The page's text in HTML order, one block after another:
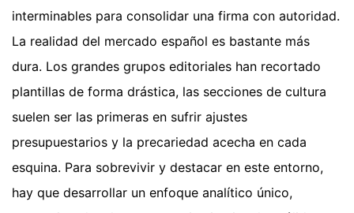
interminables para consolidar una firma con autoridad.
La realidad del mercado español es bastante más
dura. Los grandes grupos editoriales han recortado
plantillas de forma drástica, las secciones de cultura
suelen ser las primeras en sufrir ajustes
presupuestarios y la precariedad acecha en cada
esquina. Para sobrevivir y destacar en este entorno,
hay que desarrollar un enfoque analítico único,